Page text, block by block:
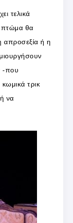
τελικά
θα
απροσεξία ή η
-που
τρικ
να